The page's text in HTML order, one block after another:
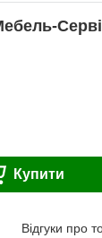
Купити
Відгуки про